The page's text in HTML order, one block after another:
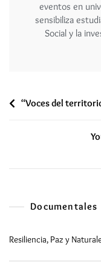
eventos en
sensibiliza
Social y la
“Voces del
Documentales
Resiliencia, Paz y